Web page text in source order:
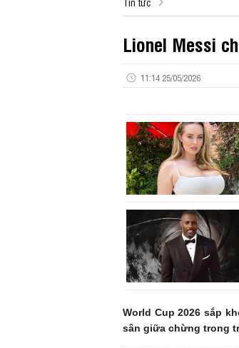
Lionel Messi
11:14 25/05/2026
World Cup 2026 sắp
sân giữa chừng trong